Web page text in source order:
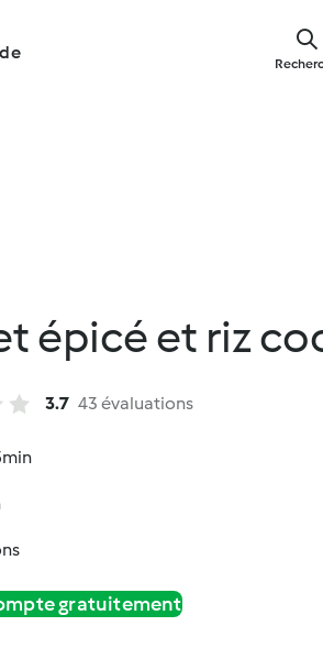
épicé et riz
3.7 43 évaluations
gratuitement